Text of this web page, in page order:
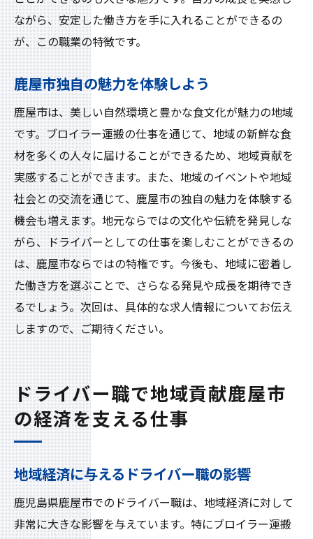
ながら、安定した働き方を手に入れることができるの
が、この職業の特徴です。
鹿屋市独自の魅力を体験しよう
鹿屋市は、美しい自然環境と豊かな食文化が魅力の地域
です。ブロイラー運搬の仕事を通じて、地域の新鮮な食
材を多くの人々に届けることができるため、地域貢献を
実感することができます。また、地域のイベントや地域
社会との交流を通じて、鹿屋市の独自の魅力を体験する
機会も増えます。地元ならではの文化や伝統を発見しな
がら、ドライバーとしての仕事を楽しむことができるの
は、鹿屋市ならではの特権です。今後も、地域に密着し
た働き方を選ぶことで、さらなる発見や成長を期待でき
るでしょう。次回は、具体的な求人情報についてお伝え
しますので、ご期待ください。
ドライバー職で地域貢献鹿屋市
の経済を支える仕事
地域経済に与えるドライバー職の影響
鹿児島県鹿屋市でのドライバー職は、地域経済に対して
非常に大きな影響を与えています。特にブロイラー運搬